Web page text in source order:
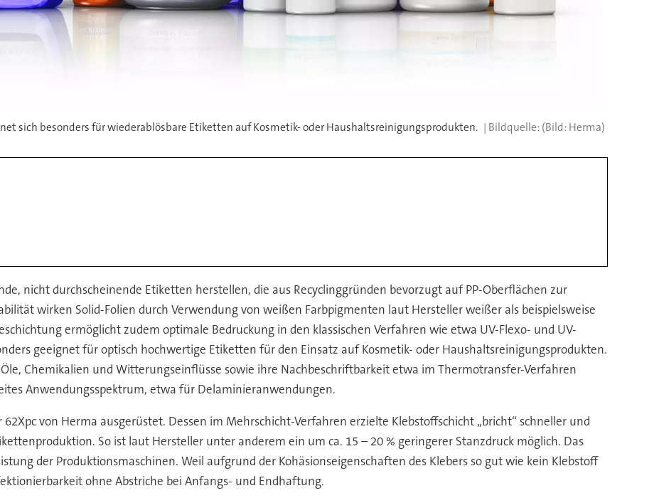
sich besonders für wiederablösbare Etiketten auf Kosmetik- oder Haushaltsreinigungsprodukten. (Bild: Herma)
nicht durchscheinende Etiketten herstellen, die aus Recyclinggründen bevorzugt auf PP-Oberflächen zur
wirken Solid-Folien durch Verwendung von weißen Farbpigmenten laut Hersteller weißer als beispielsweise
ermöglicht zudem optimale Bedruckung in den klassischen Verfahren wie etwa UV-Flexo- und UV-
geeignet für optisch hochwertige Etiketten für den Einsatz auf Kosmetik- oder Haushaltsreinigungsprodukten.
Chemikalien und Witterungseinflüsse sowie ihre Nachbeschriftbarkeit etwa im Thermotransfer-Verfahren
Anwendungsspektrum, etwa für Delaminieranwendungen.
von Herma ausgerüstet. Dessen im Mehrschicht-Verfahren erzielte Klebstoffschicht „bricht“ schneller und
So ist laut Hersteller unter anderem ein um ca. 15 – 20 % geringerer Stanzdruck möglich. Das
der Produktionsmaschinen. Weil aufgrund der Kohäsionseigenschaften des Klebers so gut wie kein Klebstoff
ohne Abstriche bei Anfangs- und Endhaftung.